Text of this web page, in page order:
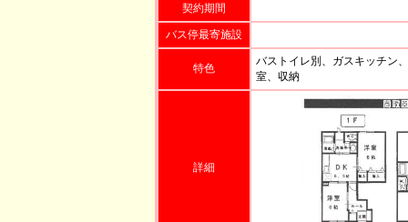
契約期間
バス停最寄施設
特色
バストイレ別、ガスキッチン
室、収納
詳細